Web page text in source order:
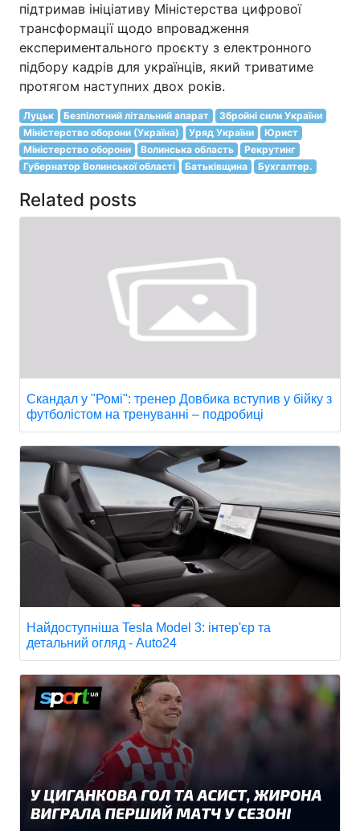
підтримав ініціативу Міністерства цифрової
трансформації щодо впровадження
експериментального проєкту з електронного
підбору кадрів для українців, який триватиме
протягом наступних двох років.
Луцьк Безпілотний літальний апарат
Збройні сили України
Міністерство оборони (Україна)
Уряд України
Юрист
Міністерство оборони
Волинська область
Рекрутинг
Губернатор Волинської області
Батьківщина Бухгалтер.
Related posts
Скандал у "Ромі": тренер Довбика вступив у бійку з
футболістом на тренуванні – подробиці
Найдоступніша Tesla Model 3: інтер'єр та
детальний огляд - Auto24